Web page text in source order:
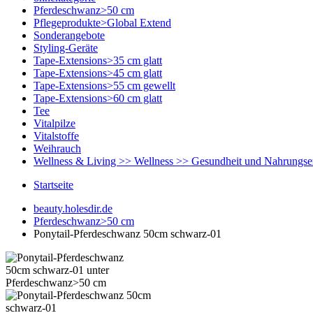
Pferdeschwanz>50 cm
Pflegeprodukte>Global Extend
Sonderangebote
Styling-Geräte
Tape-Extensions>35 cm glatt
Tape-Extensions>45 cm glatt
Tape-Extensions>55 cm gewellt
Tape-Extensions>60 cm glatt
Tee
Vitalpilze
Vitalstoffe
Weihrauch
Wellness & Living >> Wellness >> Gesundheit und
Startseite
beauty.holesdir.de
Pferdeschwanz>50 cm
Ponytail-Pferdeschwanz 50cm schwarz-01